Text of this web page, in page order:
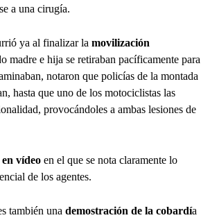
a una cirugía.
ya al finalizar la movilización
madre e hija se retiraban pacíficamente para
notaron que policías de la montada
hasta que uno de los motociclistas las
provocándoles a ambas lesiones de
vídeo en el que se nota claramente lo
de los agentes.
también una demostración de la cobardía